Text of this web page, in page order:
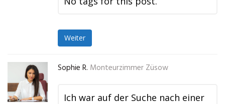
Weiter
Sophie R. Monteurzimmer Züsow
Ich war auf der Suche nach einer